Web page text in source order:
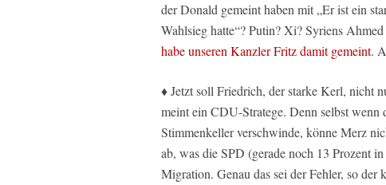
der Donald gemeint haben mit „Er ist ein
Wahlsieg hatte“? Putin? Xi? Syriens
habe unseren Kanzler Fritz damit gemeint.
♦ Jetzt soll Friedrich, der starke Kerl, nicht
meint ein CDU-Stratege. Denn selbst
Stimmenkeller verschwinde, könne Merz
ab, was die SPD (gerade noch 13 Prozent
Migration. Genau das sei der Fehler, so der